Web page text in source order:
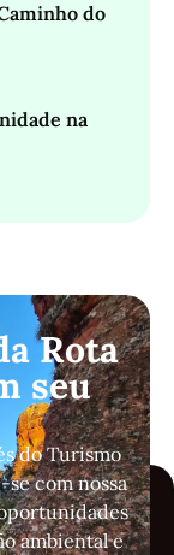
do
na
Rota
seu
do Turismo
com nossa
ambiental e